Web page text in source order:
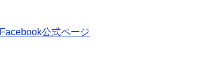
Facebook公式ページ